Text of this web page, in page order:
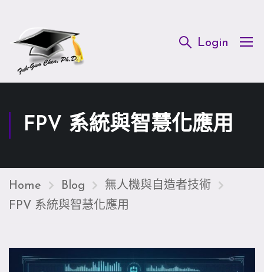
Login
FPV 系統與智慧化應用
Home Blog
無人機與自造者技術
FPV 系統與智慧化應用